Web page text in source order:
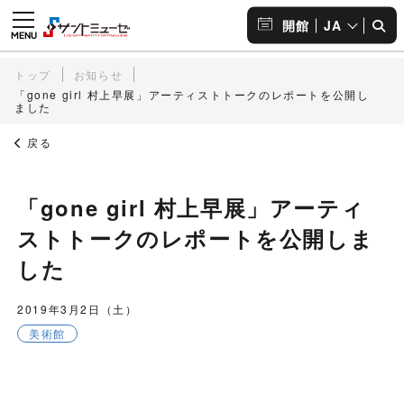
開館 JA
トップ
お知らせ
「gone girl 村上早展」アーティストトークのレポートを公開し
ました
戻る
「gone girl 村上早展」アーティ
ストトークのレポートを公開しま
した
2019年3月2日（土）
美術館